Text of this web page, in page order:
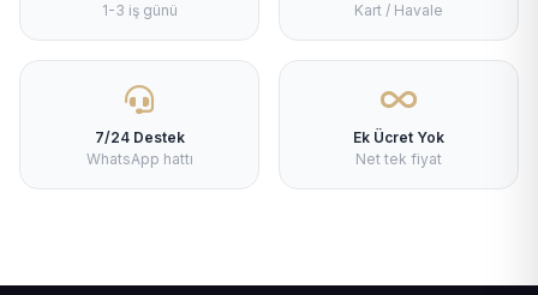
1-3 iş günü
Kart / Havale
7/24 Destek
WhatsApp hattı
Ek Ücret Yok
Net tek fiyat